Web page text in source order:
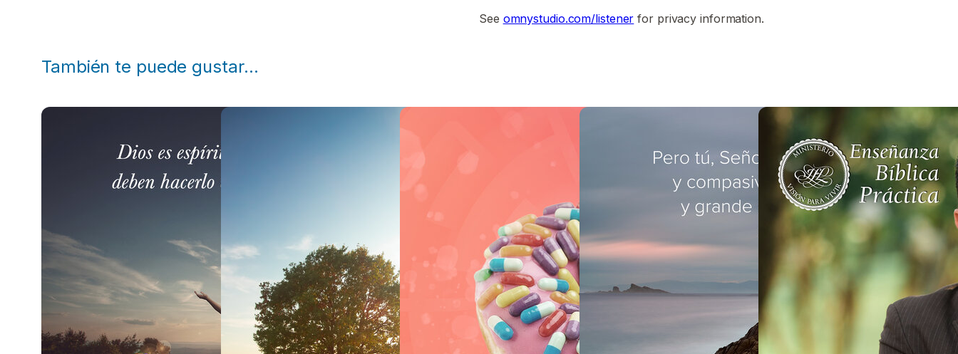
See omnystudio.com/listener for privacy information.
También te puede gustar…